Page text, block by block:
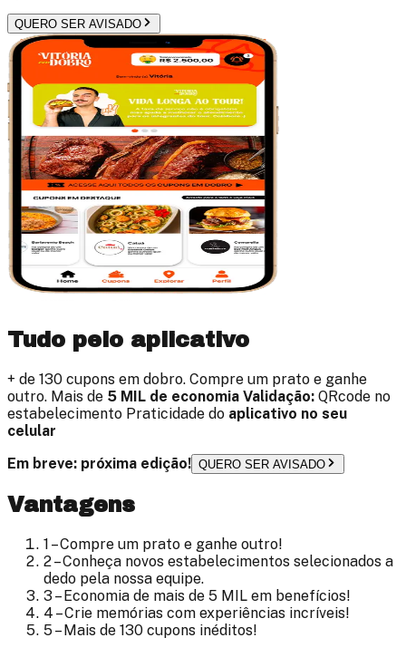
QUERO SER AVISADO
Tudo pelo aplicativo
+ de 130 cupons em dobro. Compre um prato e ganhe
outro. Mais de 5 MIL de economia Validação: QRcode no
estabelecimento Praticidade do aplicativo no seu
celular
Em breve: próxima edição! QUERO SER AVISADO
Vantagens
1 – Compre um prato e ganhe outro!
2 – Conheça novos estabelecimentos selecionados a
dedo pela nossa equipe.
3 – Economia de mais de 5 MIL em benefícios!
4 – Crie memórias com experiências incríveis!
5 – Mais de 130 cupons inéditos!